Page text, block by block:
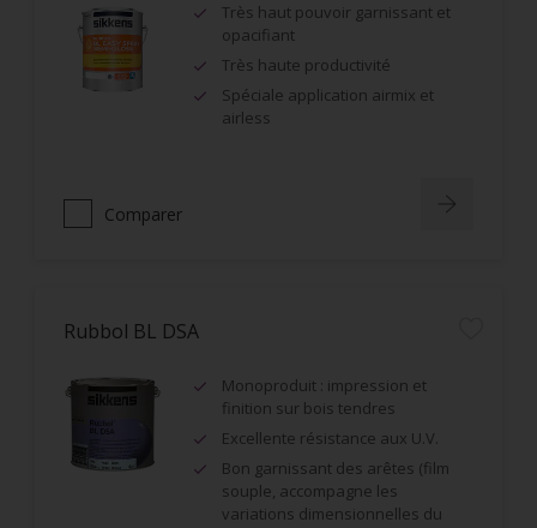
Très haut pouvoir garnissant et
opacifiant
Très haute productivité
Spéciale application airmix et
airless
Comparer
Rubbol BL DSA
Monoproduit : impression et
finition sur bois tendres
Excellente résistance aux U.V.
Bon garnissant des arêtes (film
souple, accompagne les
variations dimensionnelles du